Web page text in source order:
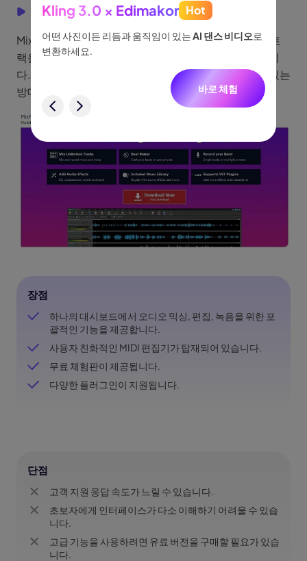
5. MixPad
MixPad는 맥 사용자를 위한 음악 믹서로, 여러 오디오 트
랙을 동시에 믹싱, 편집, 녹음하는 데 중점을 두고 있습니
다. 이 플랫폼은 또한 로열티가 없는 트랙을 사용할 수 있는
방대한 오디오 라이브러리를 제공합니다.
장점
하나의 대시보드에서 오디오 믹싱, 편집, 녹음을 위한 포
괄적인 기능을 제공합니다.
사용자 친화적인 MIDI 편집기가 탑재되어 있습니다.
무료 체험판이 제공됩니다.
다양한 플러그인이 지원됩니다.
단점
고객 지원 응답 속도가 느릴 수 있습니다.
초보자에게 인터페이스가 다소 이해하기 어려울 수 있습
니다.
고급 기능을 사용하려면 유료 버전을 구매할 필요가 있습
니다.
나 물
Kling 3.0 × Edimakor Hot
어떤 사진이든 리듬과 움직임이 있는AI 댄스 비디오로
변환하세요.
바로 체험
아이디
터, 네
니다.